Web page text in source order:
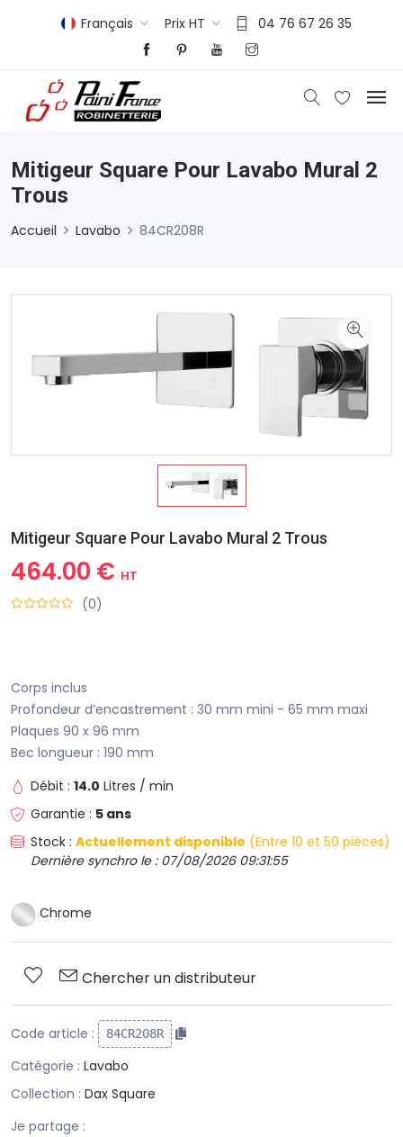
Français Prix HT 04 76 67 26 35
Mitigeur Square Pour Lavabo Mural 2
Trous
Accueil Lavabo 84CR208R
Mitigeur Square Pour Lavabo Mural 2 Trous
464.00 € HT
(0)
Corps inclus
Profondeur d’encastrement : 30 mm mini - 65 mm maxi
Plaques 90 x 96 mm
Bec longueur : 190 mm
Débit : 14.0 Litres / min
Garantie : 5 ans
Stock : Actuellement disponible (Entre 10 et 50 pièces)
Dernière synchro le : 07/08/2026 09:31:55
Chrome
Chercher un distributeur
Code article : 84CR208R
Catégorie : Lavabo
Collection : Dax Square
Je partage :